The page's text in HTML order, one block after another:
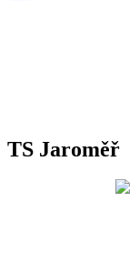
TS Jaroměř